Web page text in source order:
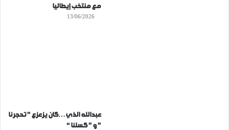
مع منتخب إيطاليا
13/06/2026
عبدالله الذي…كان يزعزع ” تحجرنا
” و ” كسلنا “